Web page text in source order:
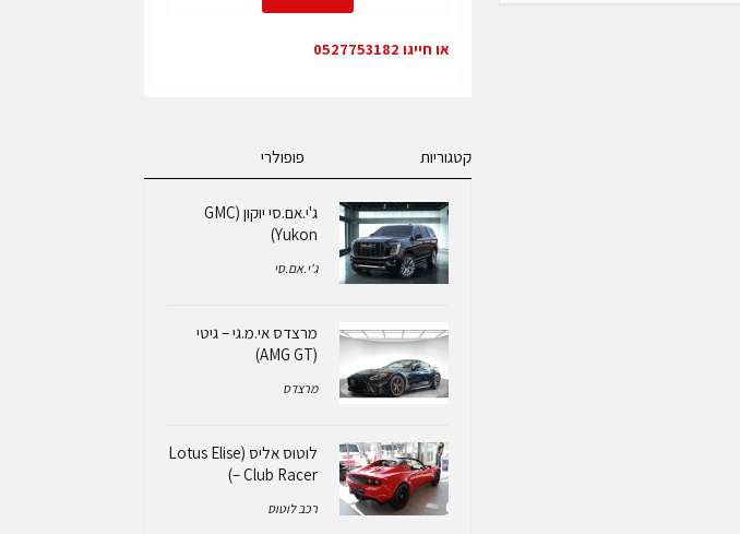
או חייגו 0527753182
פופולרי קטגוריות
ג'י.אם.סי יוקון (GMC
Yukon)
ג'י.אם.סי
מרצדס אי.מ.גי – גיטי
(AMG GT)
מרצדס
לוטוס אליס (Lotus Elise
– Club Racer)
רכב לוטוס